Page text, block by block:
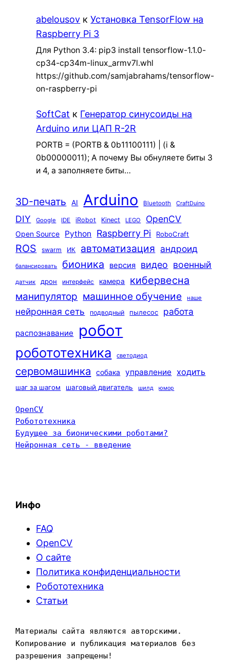
abelousov кУстановка TensorFlow на
Raspberry Pi 3
Для Python 3.4: pip3 install tensorflow-1.1.0-
cp34-cp34m-linux_armv7l.whl
https://github.com/samjabrahams/tensorflow-
on-raspberry-pi
SoftCat к Генератор синусоиды на
Arduino или ЦАП R-2R
PORTB = (PORTB & 0b11100111) | (i &
0b00000011); А почему Вы обнуляете биты 3
и 4, а заполняете биты…
3D-печать AI Arduino Bluetooth CraftDuino
DIY Google IDE iRobot Kinect LEGO OpenCV
Open Source Python Raspberry Pi RoboCraft
ROS swarm ИК автоматизация андроид
балансировать бионика версия видео военный
датчик дрон интерфейс камера кибервесна
манипулятор машинное обучение наше
нейронная сеть подводный пылесос работа
распознавание робот
робототехника светодиод
сервомашинка собака управление ходить
шаг за шагом шаговый двигатель шилд юмор
OpenCV
Робототехника
Будущее за бионическими роботами?
Нейронная сеть - введение
Инфо
FAQ
OpenCV
О сайте
Политика конфиденциальности
Робототехника
Статьи
Материалы сайта являются авторскими.
Копирование и публикация материалов без
разрешения запрещены!